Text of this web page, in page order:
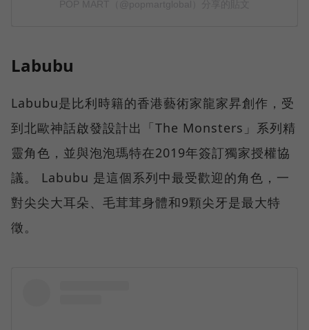
Labubu
Labubu是比利時籍的香港藝術家龍家昇創作，受
到北歐神話啟發設計出「The Monsters」系列精
靈角色，並與泡泡瑪特在2019年簽訂獨家授權協
議。 Labubu 是這個系列中最受歡迎的角色，一
對尖尖大耳朵、毛茸茸身體和9顆尖牙是最大特
徵。